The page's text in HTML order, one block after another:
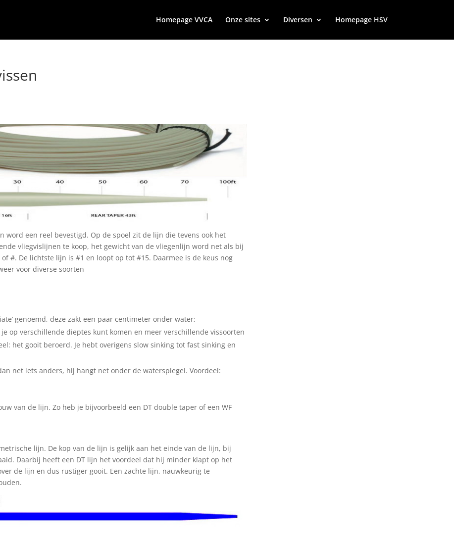
Homepage VVCA Onze sites Diversen Homepage HSV
word een reel bevestigd. Op de spoel zit de lijn die tevens ook het
vliegvislijnen te koop, het gewicht van de vliegenlijn word net als bij
#. De lichtste lijn is #1 en loopt op tot #15. Daarmee is de keus nog
voor diverse soorten
genoemd, deze zakt een paar centimeter onder water;
op verschillende dieptes kunt komen en meer verschillende vissoorten
het gooit beroerd. Je hebt overigens slow sinking tot fast sinking en
net iets anders, hij hangt net onder de waterspiegel. Voordeel:
van de lijn. Zo heb je bijvoorbeeld een DT double taper of een WF
lijn. De kop van de lijn is gelijk aan het einde van de lijn, bij
Daarbij heeft een DT lijn het voordeel dat hij minder klapt op het
de lijn en dus rustiger gooit. Een zachte lijn, nauwkeurig te